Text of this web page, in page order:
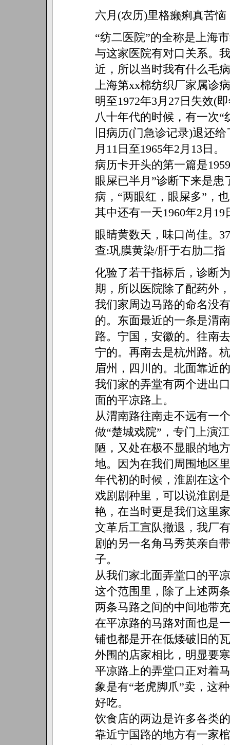
六月(农历)里格癞痢真苦
“纺二医院”的全称是上海
与这家医院有对口关系。
近，所以当时我有什么毛
上海第xx棉纺织厂家属诊
明至1972年3月27日失效(
八十年代的时候，有一次
旧病历(门急诊记录)退还
月11日至1965年2月13日。
病历卡开头的第一篇是
眼屎已半月”诊断下来是患
病，“两眼红，眼屎多”，
其中还有一天1960年2月
眼睛黄数天，味口尚佳。
查:巩膜黄染/肝于右肋二指
化验了若干指标后，诊断
期，所以医院除了配药外
我们家周边马路的命名没
的。东面最近的一条是渭
路。宁国，安徽的。往南
宁的。再南去是杭州路。
眉州，四川的。北面靠近
我们家的弄堂有两个进出
面的平凉路上。
从渭南路往南走不远有一
做“楚城戏院”，专门上演
陋，又处在极不显眼的地
地。因为在我们周围地区
年代初的时候，淮剧在这
戏剧剧种里，可以说淮剧
艳，在当时更是我们这里
文革后工宣队撤退，我厂
剧的另一名角马秀英亲自
子。
从我们家北面弄堂口的平
这个范围里，除了上述两
两条马路之间的中间地带
在平凉路的马路对面也是
铺也都是开在低矮破旧的
外围的店家相比，明显要
平凉路上的弄堂口正对着
象是有“老虎脚爪”卖，这
好吃。
饮食店的两边是许多各类
靠近宁国路的地方有一家